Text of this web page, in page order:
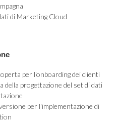
di Marketing Cloud
per l'onboarding dei clienti
della progettazione del set di dati
per l'implementazione di